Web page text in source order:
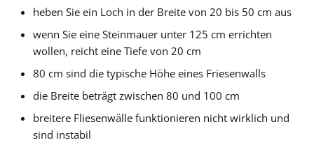
heben Sie ein Loch in der Breite von 20 bis 50 cm aus
wenn Sie eine Steinmauer unter 125 cm errichten
wollen, reicht eine Tiefe von 20 cm
80 cm sind die typische Höhe eines Friesenwalls
die Breite beträgt zwischen 80 und 100 cm
breitere Fliesenwälle funktionieren nicht wirklich und
sind instabil